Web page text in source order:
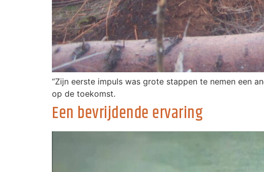
“Zijn eerste impuls was grote stappen te nemen een
op de toekomst.
Een bevrijdende ervaring